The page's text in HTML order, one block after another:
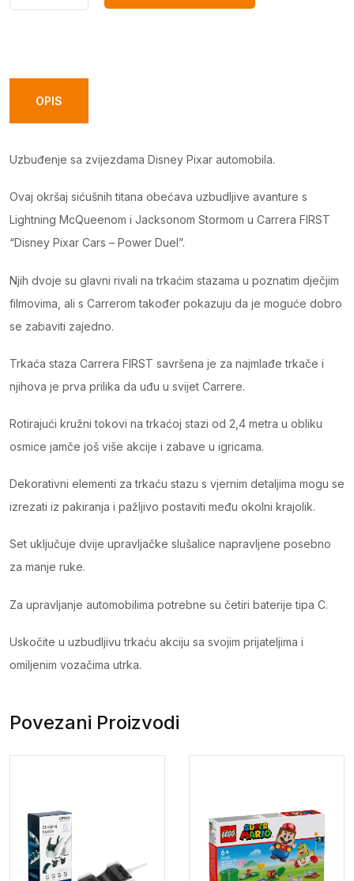
Duell
OPIS
Uzbuđenje sa zvijezdama Disney Pixar automobila.
Ovaj okršaj sićušnih titana obećava uzbudljive avanture s
Lightning McQueenom i Jacksonom Stormom u Carrera FIRST
“Disney Pixar Cars – Power Duel”.
Njih dvoje su glavni rivali na trkaćim stazama u poznatim dječjim
filmovima, ali s Carrerom također pokazuju da je moguće dobro
se zabaviti zajedno.
Trkaća staza Carrera FIRST savršena je za najmlađe trkače i
njihova je prva prilika da uđu u svijet Carrere.
Rotirajući kružni tokovi na trkaćoj stazi od 2,4 metra u obliku
osmice jamče još više akcije i zabave u igricama.
Dekorativni elementi za trkaću stazu s vjernim detaljima mogu se
izrezati iz pakiranja i pažljivo postaviti među okolni krajolik.
Set uključuje dvije upravljačke slušalice napravljene posebno
za manje ruke.
Za upravljanje automobilima potrebne su četiri baterije tipa C.
Uskočite u uzbudljivu trkaću akciju sa svojim prijateljima i
omiljenim vozačima utrka.
Povezani Proizvodi